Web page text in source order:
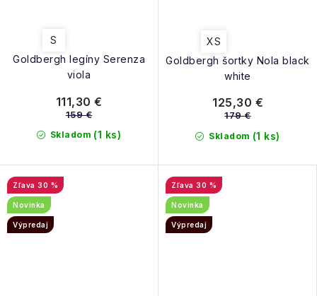
Goldbergh legíny Serenza
viola
S
Skladom (1 ks)
111,30 €
159 €
Goldbergh šortky Nola black
white
XS
Skladom (1 ks)
125,30 €
179 €
30 %
Novinka
Výpredaj
30 %
Novinka
Výpredaj